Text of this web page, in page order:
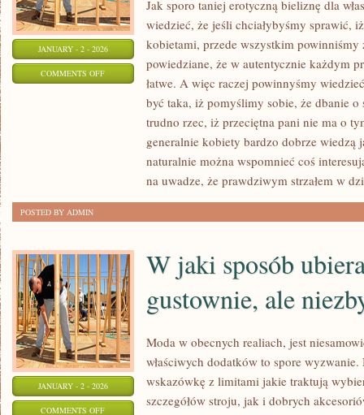
JANUARY - 2 - 2026
COMMENTS OFFON
Jak sporo taniej erotyczną bieliznę dla
wiedzieć, że jeśli chciałybyśmy sprawić,
kobietami, przede wszystkim
powiedziane, że w autentycznie każdym
łatwe. A więc raczej powinnyśmy
być taka, iż pomyślimy sobie, że dbanie o
trudno rzec, iż przeciętna pani nie ma o
generalnie kobiety bardzo dobrze wiedzą
naturalnie można wspomnieć coś
na uwadze, że prawdziwym strzałem w
POSTED BY ADMIN
JANUARY - 2 - 2026
COMMENTS OFFON
W jaki sposób
gustownie, ale
Moda w obecnych realiach, jest
właściwych dodatków to spore
wskazówkę z limitami jakie traktują
szczegółów stroju, jak i dobrych